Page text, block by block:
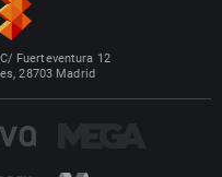
Fuerteventura 12
28703 Madrid